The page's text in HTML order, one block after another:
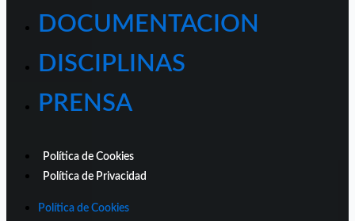
DOCUMENTACION
DISCIPLINAS
PRENSA
Política de Cookies
Política de Privacidad
Política de Cookies